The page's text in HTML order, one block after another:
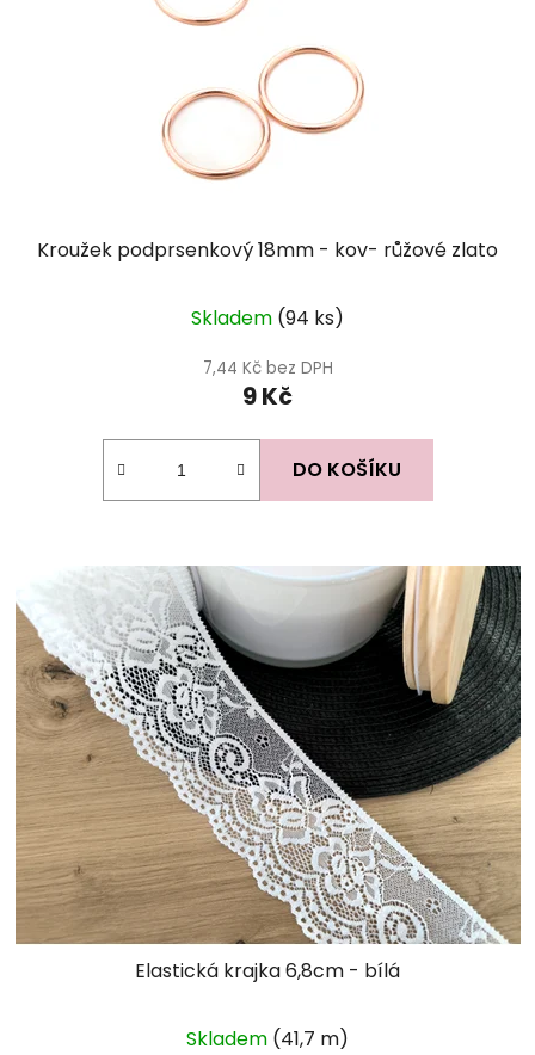
Kroužek podprsenkový 18mm - kov- růžové zlato
Skladem (94 ks)
7,44 Kč bez DPH
9 Kč
DO KOŠÍKU
Elastická krajka 6,8cm - bílá
Skladem (41,7 m)